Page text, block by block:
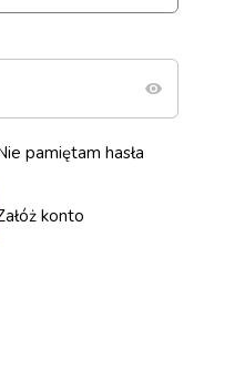
pamiętam hasła
konto